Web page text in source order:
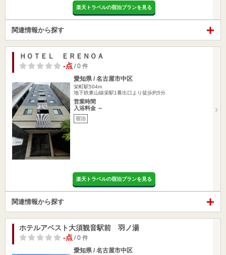
楽天トラベルの宿泊プランを見る
関連情報から探す
ＨＯＴＥＬ ＥＲＥＮＯＡ
-点 / 0 件
愛知県 / 名古屋市中区
栄町駅504m
地下鉄東山線栄駅1番出口より徒歩約5分
営業時間
入浴料金 ～
宿泊
楽天トラベルの宿泊プランを見る
関連情報から探す
ホテルアベスト大須観音駅前 羽ノ湯
-点 / 0 件
愛知県 / 名古屋市中区